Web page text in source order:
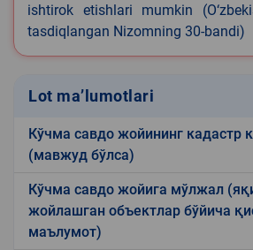
ishtirok etishlari mumkin
tasdiqlangan Nizomning 30-bandi)
Lot ma’lumotlari
Кўчма савдо жойининг кадастр
(мавжуд бўлса)
Кўчма савдо жойига мўлжал
жойлашган объектлар бўйича
маълумот)